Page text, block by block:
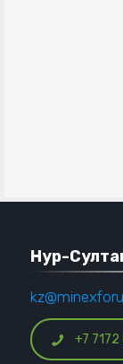
Нур-
+7